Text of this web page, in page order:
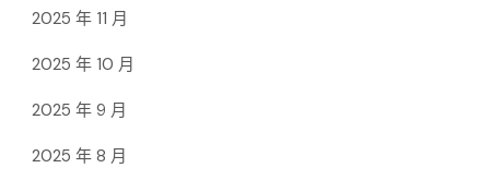
2025 年 11 月
2025 年 10 月
2025 年 9 月
2025 年 8 月